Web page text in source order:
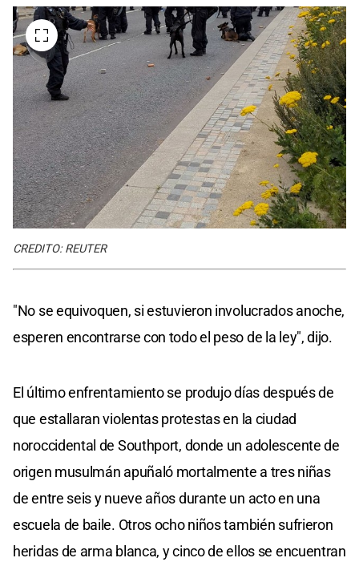
CREDITO: REUTER
"No se equivoquen, si estuvieron involucrados anoche,
esperen encontrarse con todo el peso de la ley", dijo.
El último enfrentamiento se produjo días después de
que estallaran violentas protestas en la ciudad
noroccidental de Southport, donde un adolescente de
origen musulmán apuñaló mortalmente a tres niñas
de entre seis y nueve años durante un acto en una
escuela de baile. Otros ocho niños también sufrieron
heridas de arma blanca, y cinco de ellos se encuentran